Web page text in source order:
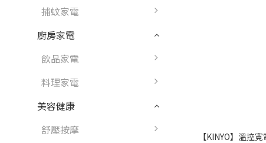
捕蚊家電
廚房家電
飲品家電
料理家電
美容健康
舒壓按摩
【KINYO】溫控